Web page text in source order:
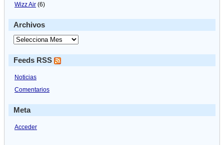
Wizz Air (6)
Archivos
Feeds RSS
Noticias
Comentarios
Meta
Acceder